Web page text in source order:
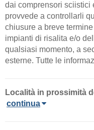
dai comprensori sciistici
provvede a controllarli
chiusure a breve
impianti di risalita e/o
qualsiasi momento, a
esterne. Tutte le
Località in prossimità
continua